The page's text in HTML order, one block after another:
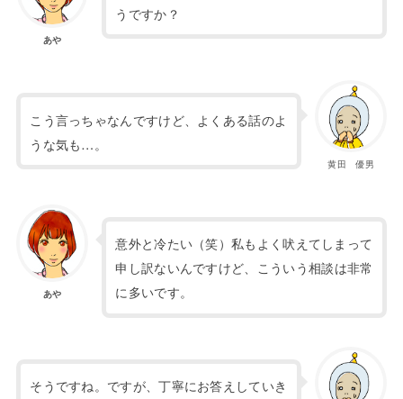
あや
うですか？
黄田 優男
こう言っちゃなんですけど、よくある話のよ
うな気も…。
あや
意外と冷たい（笑）私もよく吠えてしまって
申し訳ないんですけど、 こういう相談は非常
に多いです。
そうですね。ですが、丁寧にお答えしていき